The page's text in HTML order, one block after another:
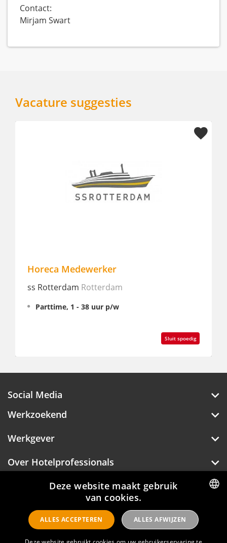
Contact:
Mirjam Swart
Vacature suggesties
Horeca Medewerker
ss RotterdamRotterdam
Parttime, 1 - 38 uur p/w
Sluit spoedig
Social Media
Werkzoekend
Werkgever
Over Hotelprofessionals
FAQ
DUTCH
ENGLISH
Deze website maakt gebruik
van cookies.
ALLES ACCEPTEREN ALLES AFWIJZEN